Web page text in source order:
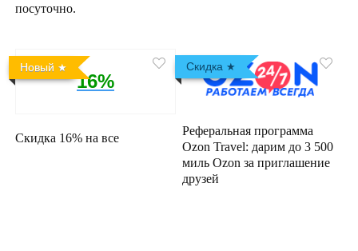
посуточно.
Новый
16%
Скидка 16% на все
Скидка
Реферальная программа
Ozon Travel: дарим до 3 500
миль Ozon за приглашение
друзей